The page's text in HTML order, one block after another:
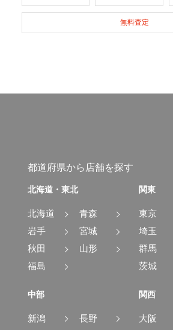
無料査定
都道府県から店舗を探す
北海道・東北
北海道
青森
岩手
宮城
秋田
山形
福島
関東
東京
埼玉
群馬
茨城
中部
新潟
長野
関西
大阪